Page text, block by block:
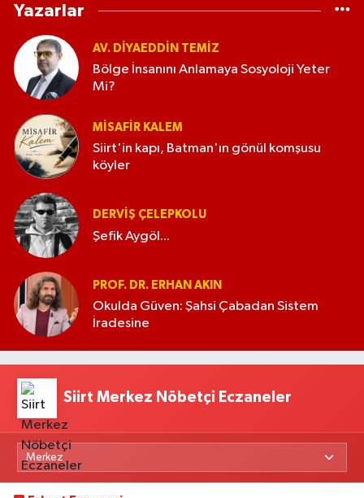
Yazarlar
AV. DIYAEDDIN TEMIZ
Bölge İnsanını Anlamaya Sosyoloji Yeter
Mi?
MISAFIR KALEM
Siirt'in kapı, Batman'ın gönül komşusu
köyler
DERVIŞ ÇELEPKOLU
Şefik Aygöl...
PROF. DR. ERHAN AKIN
Okulda Güven: Şahsi Çabadan Sistem
İradesine
Siirt Merkez Nöbetçi Eczaneler